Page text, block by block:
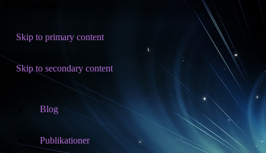
Skip to primary content
Skip to secondary content
Blog
Publikationer